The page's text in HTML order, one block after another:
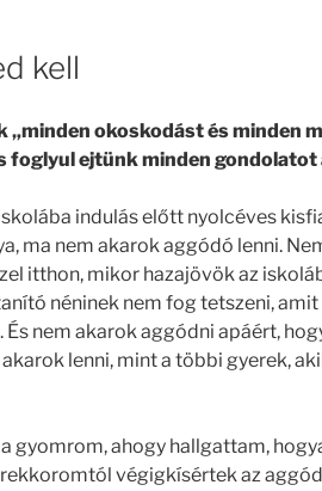
kell
„minden okoskodást és minden
foglyul ejtünk minden
indulás előtt nyolcéves
ma nem akarok aggódó lenni.
itthon, mikor hazajövök az
néninek nem fog tetszeni,
És nem akarok aggódni apáért,
akarok lenni, mint a többi gyerek,
gyomrom, ahogy hallgattam,
végigkísértek az